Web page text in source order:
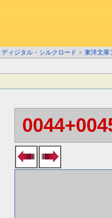
ディジタル・シルクロード > 東洋文庫